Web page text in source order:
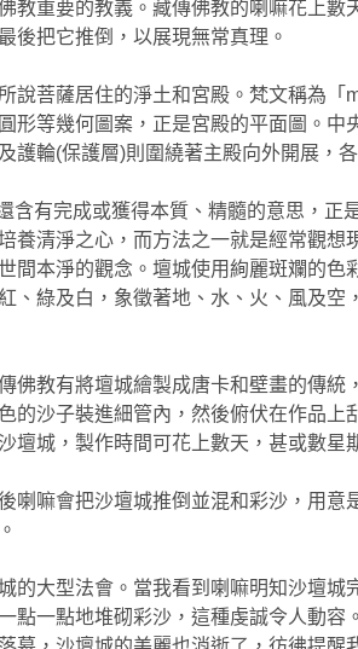
教重要的教義。藏傳佛教的喇嘛花上數
後把它推倒，以展現無常真理。
說菩薩居住的淨土和宮殿。梵文稱為「
形等幾何圖案，正是宮殿的平面圖。中
護輪(保護層)則圍繞著主殿向外開展，
含有完成或獲得本質、精髓的意思，正
養清淨之心，而方法之一就是經常觀想
間本淨的觀念。壇城使用絢麗斑斕的色
、綠及白，象徵著地、水、火、風及空
佛教有將壇城繪製成唐卡和壁畫的傳統
的沙子裝進細管內，然後俯伏在作品上
壇城，製作時間可花上數天，甚或數星
喇嘛會把沙壇城推倒並混和彩沙，用意
的大型法會。當我看到喇嘛明知沙壇城
點一點地堆砌彩沙，這種虔誠令人動容